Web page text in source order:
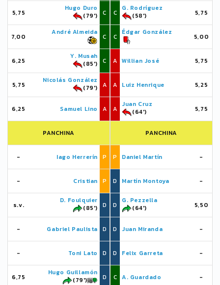
5,75
Hugo Duro
(79')
C
7,00
André Almeida
C
6,25
Y. Musah
(85')
C
5,75
Nicolás González
(79')
A
6,25 Samuel Lino A
PANCHINA
- Iago Herrerín P
- Cristian P
s.v.
D. Foulquier
(85')
D
- Gabriel Paulista D
- Toni Lato D
6,75
Hugo Guillamón
(79')
D
C
G. Rodríguez
(58')
5,75
C
Édgar González
5,00
A Willian José 5,75
A Luiz Henrique 5,25
A
Juan Cruz
(64')
5,75
PANCHINA
P Daniel Martín -
D Martín Montoya -
D
G. Pezzella
(64')
5,50
D Juan Miranda -
D Felix Garreta -
C A. Guardado -